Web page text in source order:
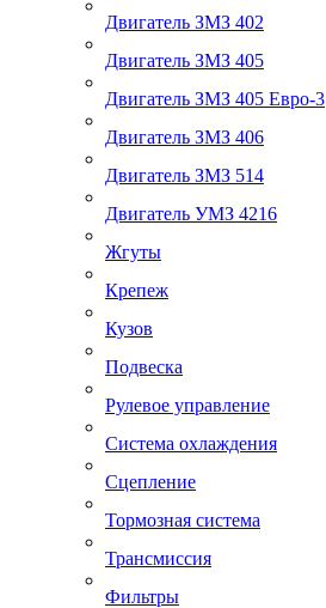
Двигатель ЗМЗ 402
Двигатель ЗМЗ 405
Двигатель ЗМЗ 405 Евро-3
Двигатель ЗМЗ 406
Двигатель ЗМЗ 514
Двигатель УМЗ 4216
Жгуты
Крепеж
Кузов
Подвеска
Рулевое управление
Система охлаждения
Сцепление
Тормозная система
Трансмиссия
Фильтры